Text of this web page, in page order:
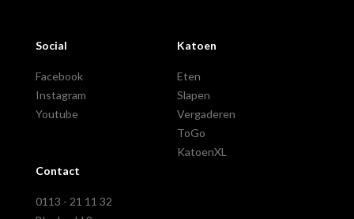
Social
Facebook
Instagram
Youtube
Katoen
Eten
Slapen
Vergaderen
ToGo
KatoenXL
Contact
0113 - 21 11 32